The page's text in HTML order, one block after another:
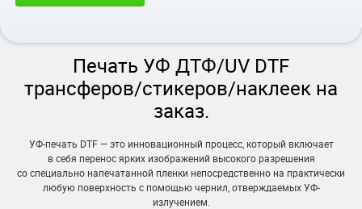
Печать УФ ДТФ/UV DTF
трансферов/стикеров/наклеек на
заказ.
УФ-печать DTF — это инновационный процесс, который включает
в себя перенос ярких изображений высокого разрешения
со специально напечатанной пленки непосредственно на практически
любую поверхность с помощью чернил, отверждаемых УФ-
излучением.